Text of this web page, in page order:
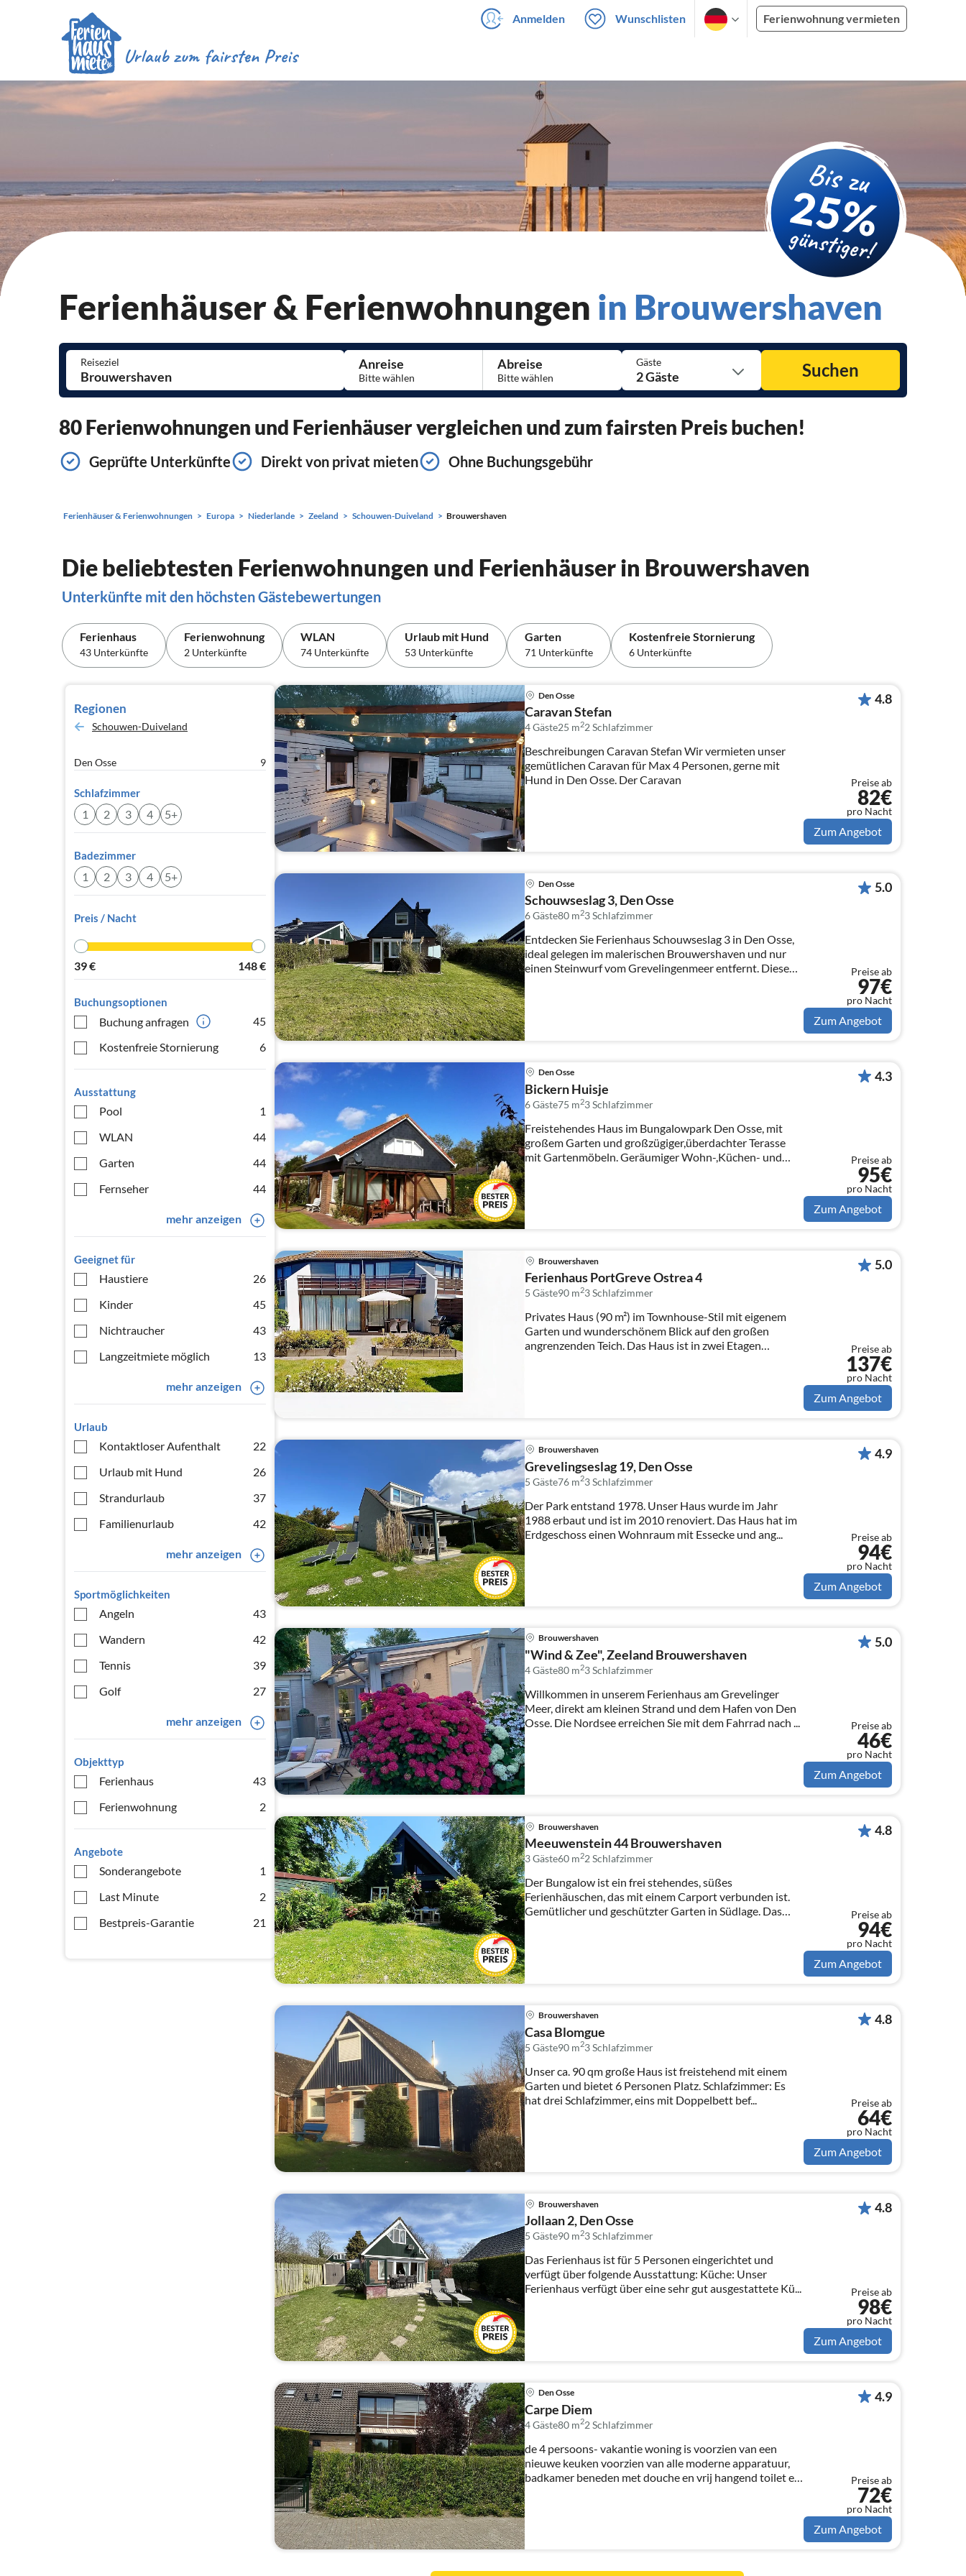
Anmelden Wunschlisten Ferienwohnung vermieten
Ferienhäuser & Ferienwohnungen in Brouwershaven
Reiseziel Anreise Abreise Gäste
2 Gäste Suchen
80 Ferienwohnungen und Ferienhäuser vergleichen und zum fairsten Preis buchen!
Geprüfte Unterkünfte Direkt von privat mieten Ohne Buchungsgebühr
Ferienhäuser & Ferienwohnungen Europa Niederlande Zeeland Schouwen-Duiveland Brouwershaven
Die beliebtesten Ferienwohnungen und Ferienhäuser in Brouwershaven
Unterkünfte mit den höchsten Gästebewertungen
Ferienhaus
43 Unterkünfte
Ferienwohnung
2 Unterkünfte
WLAN
74 Unterkünfte
Urlaub mit Hund
53 Unterkünfte
Garten
71 Unterkünfte
Kostenfreie Stornierung
6 Unterkünfte
Regionen
Schouwen-Duiveland
Den Osse 9
Schlafzimmer
1 2 3 4 5+
Badezimmer
1 2 3 4 5+
Preis / Nacht
39€ 148€
Buchungsoptionen
Buchung anfragen
45
Kostenfreie Stornierung
6
Ausstattung
Pool
1
WLAN
44
Garten
44
Fernseher
44
mehr anzeigen
Geeignet für
Haustiere
26
Kinder
45
Nichtraucher
43
Langzeitmiete möglich
13
mehr anzeigen
Urlaub
Kontaktloser Aufenthalt
22
Urlaub mit Hund
26
Strandurlaub
37
Familienurlaub
42
mehr anzeigen
Sportmöglichkeiten
Angeln
43
Wandern
42
Tennis
39
Golf
27
mehr anzeigen
Objekttyp
Ferienhaus
43
Ferienwohnung
2
Angebote
Sonderangebote
1
Last Minute
2
Bestpreis-Garantie
21
Den Osse
Caravan Stefan
4 Gäste25 m22Schlafzimmer
Beschreibungen Caravan Stefan Wir vermieten unser
gemütlichen Caravan für Max 4 Personen, gerne mit
Hund in Den Osse. Der Caravan
4.8
Preise ab
82€
pro Nacht
Zum Angebot
Den Osse
Schouwseslag 3, Den Osse
6 Gäste80 m23Schlafzimmer
Entdecken Sie Ferienhaus Schouwseslag 3 in Den Osse,
ideal gelegen im malerischen Brouwershaven und nur
einen Steinwurf vom Grevelingenmeer entfernt. Diese
5.0
Preise ab
97€
pro Nacht
Zum Angebot
Den Osse
Bickern Huisje
6 Gäste75 m23Schlafzimmer
Freistehendes Haus im Bungalowpark Den Osse, mit
großem Garten und großzügiger,überdachter Terasse
mit Gartenmöbeln. Geräumiger Wohn-,Küchen- und
4.3
Preise ab
95€
pro Nacht
Zum Angebot
Brouwershaven
Ferienhaus PortGreve Ostrea 4
5 Gäste90 m23Schlafzimmer
Privates Haus (90 m²) im Townhouse-Stil mit eigenem
Garten und wunderschönem Blick auf den großen
angrenzenden Teich. Das Haus ist in zwei Etagen
5.0
Preise ab
137€
pro Nacht
Zum Angebot
Brouwershaven
Grevelingseslag 19, Den Osse
5 Gäste76 m23Schlafzimmer
Der Park entstand 1978. Unser Haus wurde im Jahr
1988 erbaut und ist im 2010 renoviert. Das Haus hat im
Erdgeschoss einen Wohnraum mit Essecke und ang...
4.9
Preise ab
94€
pro Nacht
Zum Angebot
Brouwershaven
"Wind & Zee", Zeeland Brouwershaven
4 Gäste80 m23Schlafzimmer
Willkommen in unserem Ferienhaus am Grevelinger
Meer, direkt am kleinen Strand und dem Hafen von Den
Osse. Die Nordsee erreichen Sie mit dem Fahrrad nach ...
5.0
Preise ab
46€
pro Nacht
Zum Angebot
Brouwershaven
Meeuwenstein 44 Brouwershaven
3 Gäste60 m22Schlafzimmer
Der Bungalow ist ein frei stehendes, süßes
Ferienhäuschen, das mit einem Carport verbunden ist.
Gemütlicher und geschützter Garten in Südlage. Das
4.8
Preise ab
94€
pro Nacht
Zum Angebot
Brouwershaven
Casa Blomgue
5 Gäste90 m23Schlafzimmer
Unser ca. 90 qm große Haus ist freistehend mit einem
Garten und bietet 6 Personen Platz. Schlafzimmer: Es
hat drei Schlafzimmer, eins mit Doppelbett bef...
4.8
Preise ab
64€
pro Nacht
Zum Angebot
Brouwershaven
Jollaan 2, Den Osse
5 Gäste90 m23Schlafzimmer
Das Ferienhaus ist für 5 Personen eingerichtet und
verfügt über folgende Ausstattung: Küche: Unser
Ferienhaus verfügt über eine sehr gut ausgestattete Kü...
4.8
Preise ab
98€
pro Nacht
Zum Angebot
Den Osse
Carpe Diem
4 Gäste80 m22Schlafzimmer
de 4 persoons- vakantie woning is voorzien van een
nieuwe keuken voorzien van alle moderne apparatuur,
badkamer beneden met douche en vrij hangend toilet en
4.9
Preise ab
72€
pro Nacht
Zum Angebot